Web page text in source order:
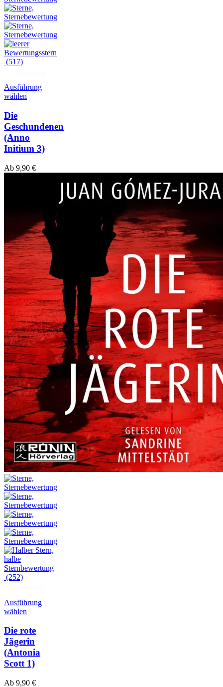
(517)
Ausführung
wählen
Die
Geschundenen
(Anno
Initium 3)
Ab 9,90 €
(252)
Ausführung
wählen
Die rote
Jägerin
(Antonia
Scott 1)
Ab 9,90 €